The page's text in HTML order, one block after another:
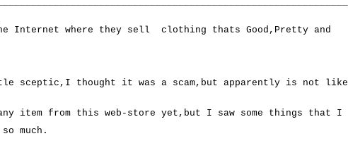
Internet where they sell clothing thats Good,Pretty and
sceptic,I thought it was a scam,but apparently is not like
any item from this web-store yet,but I saw some things that I
much.